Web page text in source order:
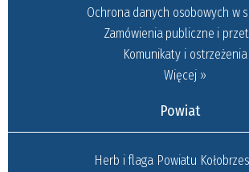
Ochrona danych osobowych w
Zamówienia publiczne i
Komunikaty i ostrzeżenia
Więcej »
Powiat
Herb i flaga Powiatu